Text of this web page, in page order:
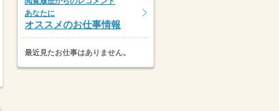
あなたに
オススメのお仕事情報
最近見たお仕事はありません。